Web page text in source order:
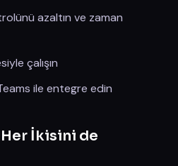
azaltın ve zaman
çalışın
ile entegre edin
İkisini de